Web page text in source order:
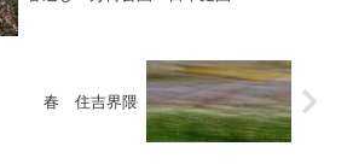
春 住吉界隈